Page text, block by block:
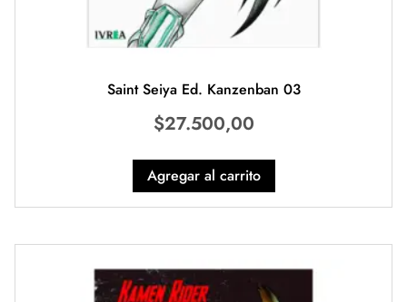
Saint Seiya Ed. Kanzenban 03
$27.500,00
Agregar al carrito